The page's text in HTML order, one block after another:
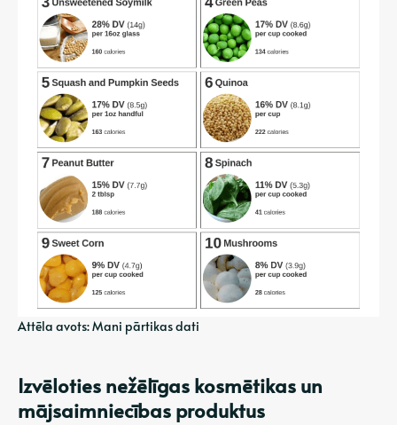
Attēla avots: Mani pārtikas dati
Izvēloties nežēlīgas kosmētikas un
mājsaimniecības produktus